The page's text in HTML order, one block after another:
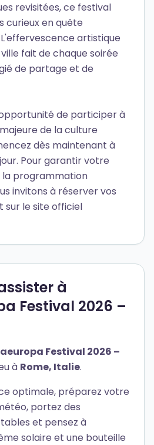
revisitées, ce festival
curieux en quête
artistique
fait de chaque soirée
de partage et de
de participer à
de la culture
dès maintenant à
Pour garantir votre
programmation
invitons à réserver vos
le site officiel
à
Festival 2026 –
Festival 2026 –
à Rome, Italie.
optimale, préparez votre
portez des
et pensez à
solaire et une bouteille